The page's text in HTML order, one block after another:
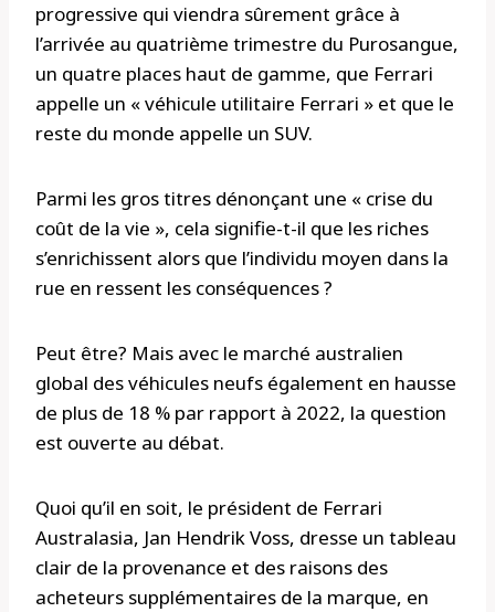
progressive qui viendra sûrement grâce à
l’arrivée au quatrième trimestre du Purosangue,
un quatre places haut de gamme, que Ferrari
appelle un « véhicule utilitaire Ferrari » et que le
reste du monde appelle un SUV.
Parmi les gros titres dénonçant une « crise du
coût de la vie », cela signifie-t-il que les riches
s’enrichissent alors que l’individu moyen dans la
rue en ressent les conséquences ?
Peut être? Mais avec le marché australien
global des véhicules neufs également en hausse
de plus de 18 % par rapport à 2022, la question
est ouverte au débat.
Quoi qu’il en soit, le président de Ferrari
Australasia, Jan Hendrik Voss, dresse un tableau
clair de la provenance et des raisons des
acheteurs supplémentaires de la marque, en